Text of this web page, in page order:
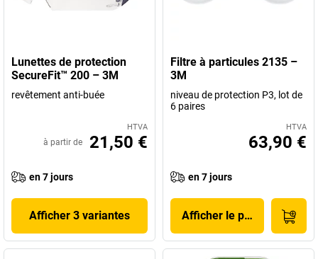
Lunettes de protection
SecureFit™ 200 – 3M
revêtement anti-buée
HTVA
à partir de 21,50 €
en 7 jours
Afficher 3 variantes
Filtre à particules 2135 –
3M
niveau de protection P3, lot de
6 paires
HTVA
63,90 €
en 7 jours
Afficher le produit